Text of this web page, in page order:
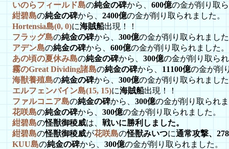
いのらフィールド島の純金の碑から、 600億の金が削り取
紺碧島の純金の碑から、2400億の金が削り取られました。
Hortensia島(0, 0)に海賊船出現！！
フラッグ島の純金の碑から、 300億の金が削り取られまし
アデン島の純金の碑から、 600億の金が削り取られました。
あの頃の夏休み島の純金の碑から、 300億の金が削り取ら
霧のGreat Dividing諸島の純金の碑から、 11100億の金が削
海獣養殖島の純金の碑から、300億の金が削り取られまし
エルフェンバイン島(15, 15)に海賊船出現！！
ファルコニア島の純金の碑から、 300億の金が削り取られ
花咲島の純金の碑から、 300億の金が削り取られました。
紺碧島の怪獣御稜威は、 戦いに勝利しました。
紺碧島の怪獣御稜威が花咲島の怪獣みいつに通常攻撃、
KUU島の純金の碑から、300億の金が削り取られました。